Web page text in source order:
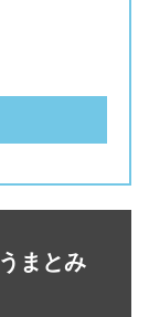
まとみ